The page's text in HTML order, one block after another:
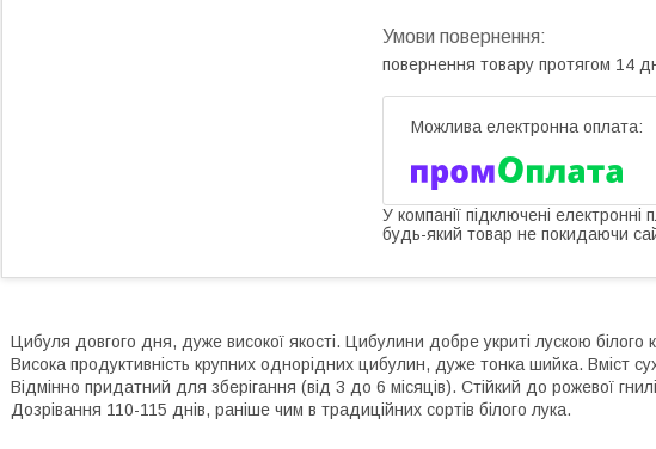
повернення товару протягом 14
У компанії підключені
будь-який товар не покидаючи
Цибуля довгого дня, дуже високої якості. Цибулини добре укриті лускою білого
Висока продуктивність крупних однорідних цибулин, дуже тонка шийка. Вміст
Відмінно придатний для зберігання (від 3 до 6 місяців). Стійкий до рожевої
Дозрівання 110-115 днів, раніше чим в традиційних сортів білого лука.